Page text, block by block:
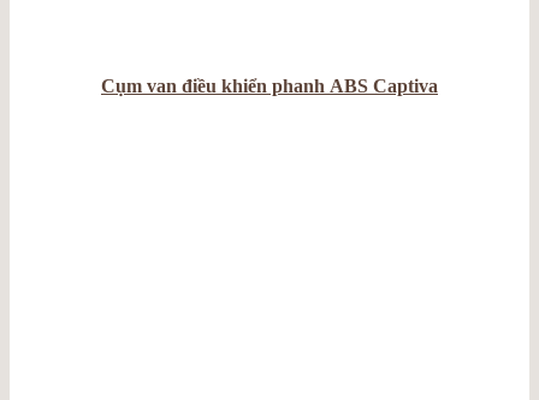
Cụm van điều khiển phanh ABS Captiva